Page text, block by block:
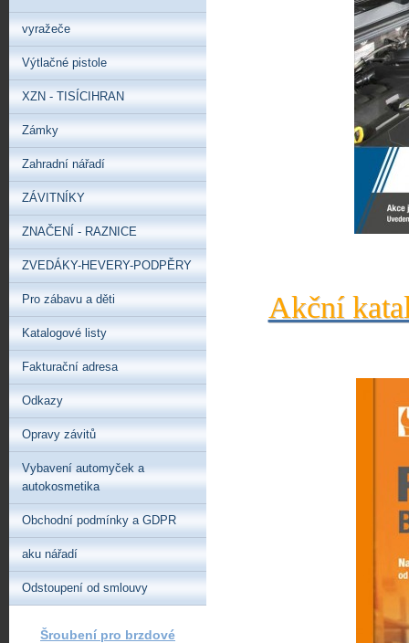
Akční
vyražeče
Výtlačné pistole
XZN - TISÍCIHRAN
Zámky
Zahradní nářadí
ZÁVITNÍKY
ZNAČENÍ - RAZNICE
ZVEDÁKY-HEVERY-PODPĚRY
Pro zábavu a děti
Katalogové listy
Fakturační adresa
Odkazy
Opravy závitů
Vybavení automyček a
autokosmetika
Obchodní podmínky a GDPR
aku nářadí
Odstoupení od smlouvy
Šroubení pro brzdové